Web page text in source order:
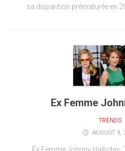
sa disparition prématurée en
Ex Femme
TRENDS
AUGUST 9,
Ex Femme Johnny Hallyday: